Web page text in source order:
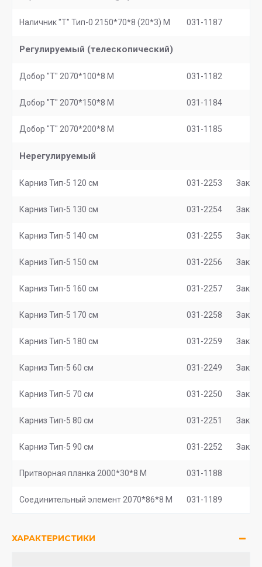
Наличник "Т" Тип-0 2150*70*8 (20*3) М 031-1187
Регулируемый (телескопический)
Добор "Т" 2070*100*8 M 031-1182
Добор "Т" 2070*150*8 М 031-1184
Добор "Т" 2070*200*8 М 031-1185
Нерегулируемый
Карниз Тип-5 120 см 031-2253 Заказ
Карниз Тип-5 130 см 031-2254 Заказ
Карниз Тип-5 140 см 031-2255 Заказ
Карниз Тип-5 150 см 031-2256 Заказ
Карниз Тип-5 160 см 031-2257 Заказ
Карниз Тип-5 170 см 031-2258 Заказ
Карниз Тип-5 180 см 031-2259 Заказ
Карниз Тип-5 60 см 031-2249 Заказ
Карниз Тип-5 70 см 031-2250 Заказ
Карниз Тип-5 80 см 031-2251 Заказ
Карниз Тип-5 90 см 031-2252 Заказ
Притворная планка 2000*30*8 М 031-1188
Соединительный элемент 2070*86*8 M 031-1189
ХАРАКТЕРИСТИКИ